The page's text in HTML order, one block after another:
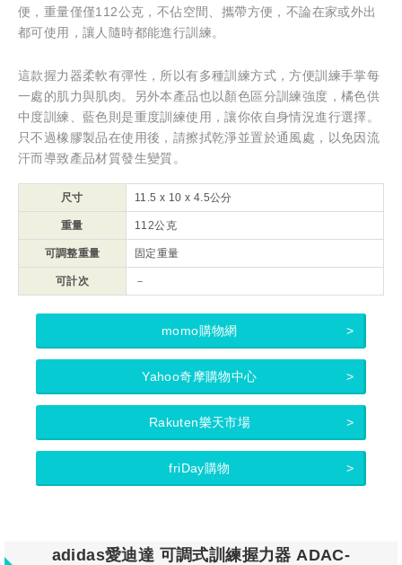
便，重量僅僅112公克，不佔空間、攜帶方便，不論在家或外出
都可使用，讓人隨時都能進行訓練。
這款握力器柔軟有彈性，所以有多種訓練方式，方便訓練手掌每
一處的肌力與肌肉。另外本產品也以顏色區分訓練強度，橘色供
中度訓練、藍色則是重度訓練使用，讓你依自身情況進行選擇。
只不過橡膠製品在使用後，請擦拭乾淨並置於通風處，以免因流
汗而導致產品材質發生變質。
尺寸 11.5 x 10 x 4.5公分
重量 112公克
可調整重量 固定重量
可計次 －
momo購物網
Yahoo奇摩購物中心
Rakuten樂天市場
friDay購物
adidas愛迪達 可調式訓練握力器 ADAC-